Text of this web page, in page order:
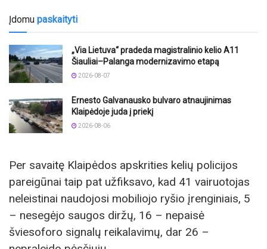
Įdomu paskaityti
„Via Lietuva“ pradeda magistralinio kelio A11
Šiauliai–Palanga modernizavimo etapą
2026-08-07
Ernesto Galvanausko bulvaro atnaujinimas
Klaipėdoje juda į priekį
2026-08-06
Per savaitę Klaipėdos apskrities kelių policijos
pareigūnai taip pat užfiksavo, kad 41 vairuotojas
neleistinai naudojosi mobiliojo ryšio įrenginiais, 5
– nesegėjo saugos diržų, 16 – nepaisė
šviesoforo signalų reikalavimų, dar 26 –